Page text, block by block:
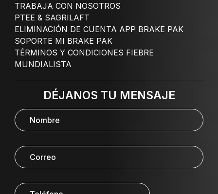
TRABAJA CON NOSOTROS
PTEE & SAGRILAFT
ELIMINACIÓN DE CUENTA APP BRAKE PAK
SOPORTE MI BRAKE PAK
TÉRMINOS Y CONDICIONES FIEBRE
MUNDIALISTA
DÉJANOS TU MENSAJE